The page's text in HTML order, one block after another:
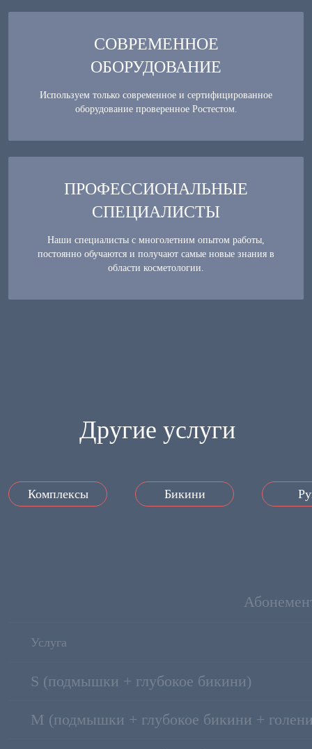
СОВРЕМЕННОЕ
ОБОРУДОВАНИЕ
Используем только современное и сертифицированное
оборудование проверенное Ростестом.
ПРОФЕССИОНАЛЬНЫЕ
СПЕЦИАЛИСТЫ
Наши специалисты с многолетним опытом работы,
постоянно обучаются и получают самые новые знания в
области косметологии.
Другие услуги
Комплексы Бикини